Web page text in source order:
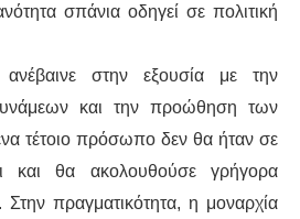
σπάνια οδηγεί σε πολιτική
στην εξουσία με την
και την προώθηση των
τέτοιο πρόσωπο δεν θα ήταν σε
και θα ακολουθούσε γρήγορα
Στην πραγματικότητα, η μοναρχία